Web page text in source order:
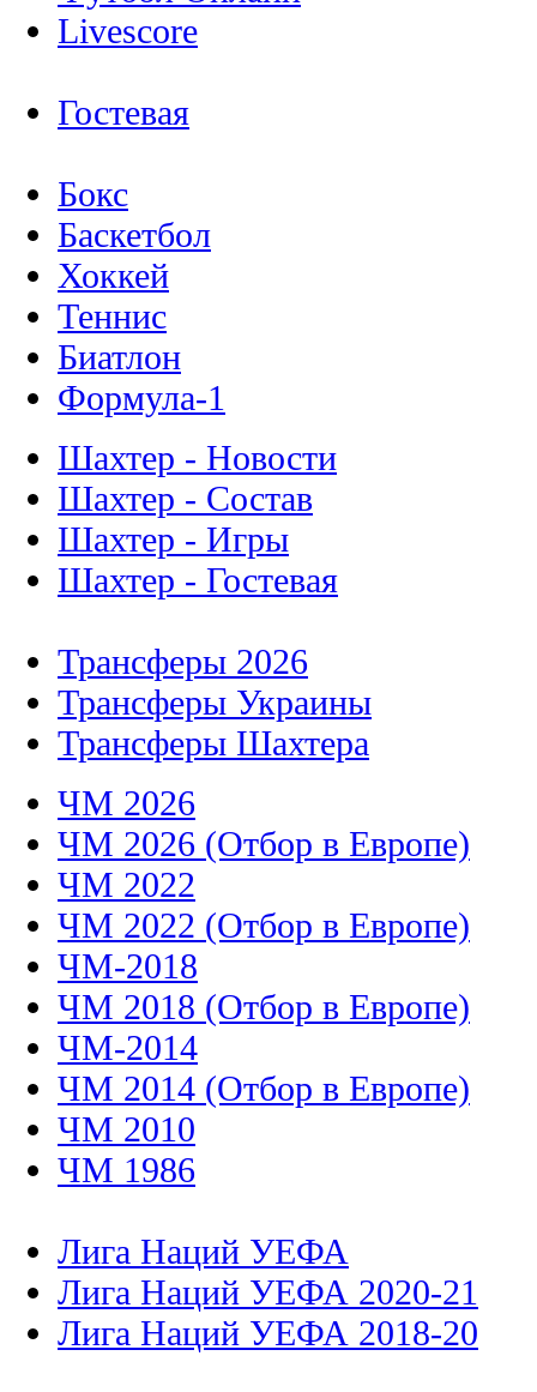
Livescore
Гостевая
Бокс
Баскетбол
Хоккей
Теннис
Биатлон
Формула-1
Шахтер - Новости
Шахтер - Состав
Шахтер - Игры
Шахтер - Гостевая
Трансферы 2026
Трансферы Украины
Трансферы Шахтера
ЧМ 2026
ЧМ 2026 (Отбор в Европе)
ЧМ 2022
ЧМ 2022 (Отбор в Европе)
ЧМ-2018
ЧМ 2018 (Отбор в Европе)
ЧМ-2014
ЧМ 2014 (Отбор в Европе)
ЧМ 2010
ЧМ 1986
Лига Наций УЕФА
Лига Наций УЕФА 2020-21
Лига Наций УЕФА 2018-20